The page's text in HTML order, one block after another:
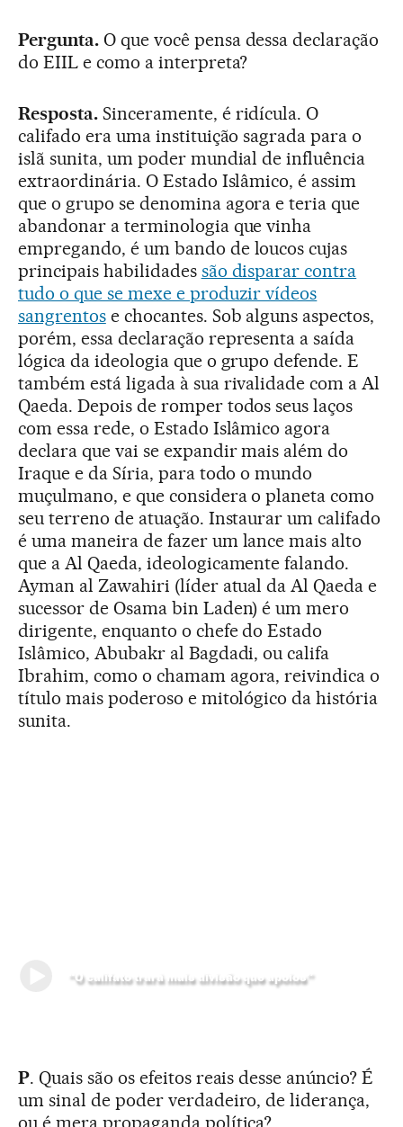
Pergunta.O que você pensa dessa declaração
do EIIL e como a interpreta?
Resposta.Sinceramente, é ridícula. O
califado era uma instituição sagrada para o
islã sunita, um poder mundial de influência
extraordinária. O Estado Islâmico, é assim
que o grupo se denomina agora e teria que
abandonar a terminologia que vinha
empregando, é um bando de loucos cujas
principais habilidades são disparar contra
tudo o que se mexe e produzir vídeos
sangrentose chocantes. Sob alguns aspectos,
porém, essa declaração representa a saída
lógica da ideologia que o grupo defende. E
também está ligada à sua rivalidade com a Al
Qaeda. Depois de romper todos seus laços
com essa rede, o Estado Islâmico agora
declara que vai se expandir mais além do
Iraque e da Síria, para todo o mundo
muçulmano, e que considera o planeta como
seu terreno de atuação. Instaurar um califado
é uma maneira de fazer um lance mais alto
que a Al Qaeda, ideologicamente falando.
Ayman al Zawahiri (líder atual da Al Qaeda e
sucessor de Osama bin Laden) é um mero
dirigente, enquanto o chefe do Estado
Islâmico, Abubakr al Bagdadi, ou califa
Ibrahim, como o chamam agora, reivindica o
título mais poderoso e mitológico da história
sunita.
“O califato trará mais divisão que apoios”
P. Quais são os efeitos reais desse anúncio? É
um sinal de poder verdadeiro, de liderança,
ou é mera propaganda política?